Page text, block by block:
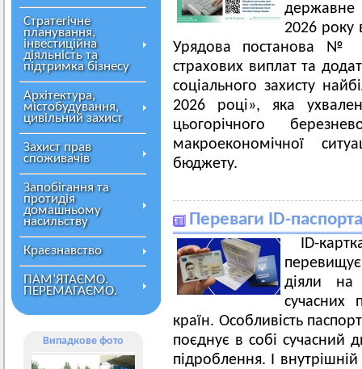
Стратегічне
планування,
інвестиційна
діяльність та
підтримка бізнесу
Архітектура,
містобудування,
цивільний захист
Захист прав
споживачів
Запобігання та
протидія
домашньому
насильству
Краєзнавство
ПАМ’ЯТАЄМО.
ПЕРЕМАГАЄМО.
Випадкове фото
державне
2026 року
Урядова постанова №
страхових виплат та
соціального захисту
2026 році», яка
цьогорічного
макроекономічної
бюджету.
Переваги ID-
ID-
діяли на
сучасних
країн. Особливість
поєднує в собі сучасний
підроблення. І